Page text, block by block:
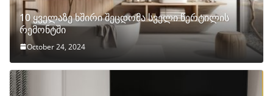
10 ყველაზე ხშირი შეცდომა სველი წერტილის
რემონტში
October 24, 2024